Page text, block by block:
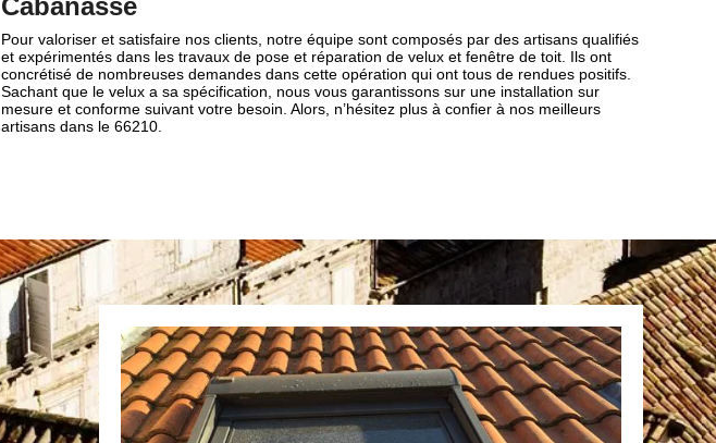
Cabanasse
Pour valoriser et satisfaire nos clients, notre équipe sont composés par des artisans qualifiés
et expérimentés dans les travaux de pose et réparation de velux et fenêtre de toit. Ils ont
concrétisé de nombreuses demandes dans cette opération qui ont tous de rendues positifs.
Sachant que le velux a sa spécification, nous vous garantissons sur une installation sur
mesure et conforme suivant votre besoin. Alors, n’hésitez plus à confier à nos meilleurs
artisans dans le 66210.